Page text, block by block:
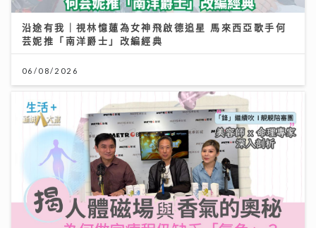
沿途有我｜視林憶蓮為女神飛啟德追星 馬來西亞歌手何
芸妮推「南洋爵士」改編經典
06/08/2026